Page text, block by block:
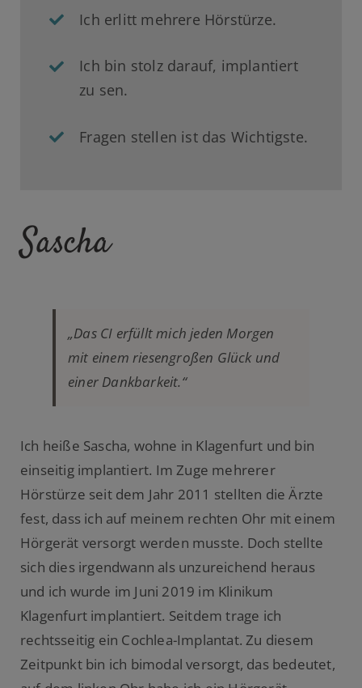
Ich erlitt mehrere Hörstürze.
Ich bin stolz darauf, implantiert
zu sen.
Fragen stellen ist das Wichtigste.
Sascha
„Das CI erfüllt mich jeden Morgen
mit einem riesengroßen Glück und
einer Dankbarkeit.“
Ich heiße Sascha, wohne in Klagenfurt und bin
einseitig implantiert. Im Zuge mehrerer
Hörstürze seit dem Jahr 2011 stellten die Ärzte
fest, dass ich auf meinem rechten Ohr mit einem
Hörgerät versorgt werden musste. Doch stellte
sich dies irgendwann als unzureichend heraus
und ich wurde im Juni 2019 im Klinikum
Klagenfurt implantiert. Seitdem trage ich
rechtsseitig ein Cochlea-Implantat. Zu diesem
Zeitpunkt bin ich bimodal versorgt, das bedeutet,